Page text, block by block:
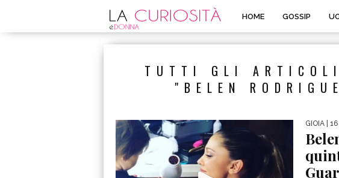
HOME GOSSIP
TUTTI GLI
"BELEN
GIOIA |